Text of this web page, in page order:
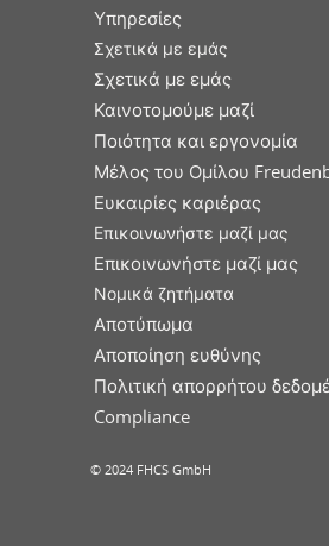
Υπηρεσίες
Σχετικά με εμάς
Σχετικά με εμάς
Καινοτομούμε μαζί
Ποιότητα και εργονομία
Μέλος του Ομίλου
Ευκαιρίες καριέρας
Επικοινωνήστε μαζί μας
Επικοινωνήστε μαζί μας
Νομικά ζητήματα
Αποτύπωμα
Αποποίηση ευθύνης
Πολιτική απορρήτου
Compliance
© 2024 FHCS GmbH